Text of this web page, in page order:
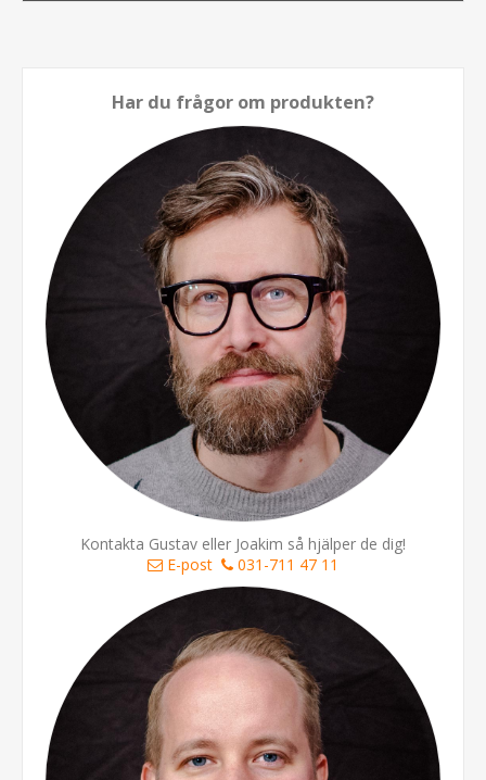
Har du frågor om produkten?
Kontakta Gustav eller Joakim så hjälper de dig!
E-post
031-711 47 11